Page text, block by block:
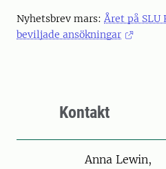
Nyhetsbrev mars: Året på SLU
beviljade ansökningar
Kontakt
PersonAnna Lewin,